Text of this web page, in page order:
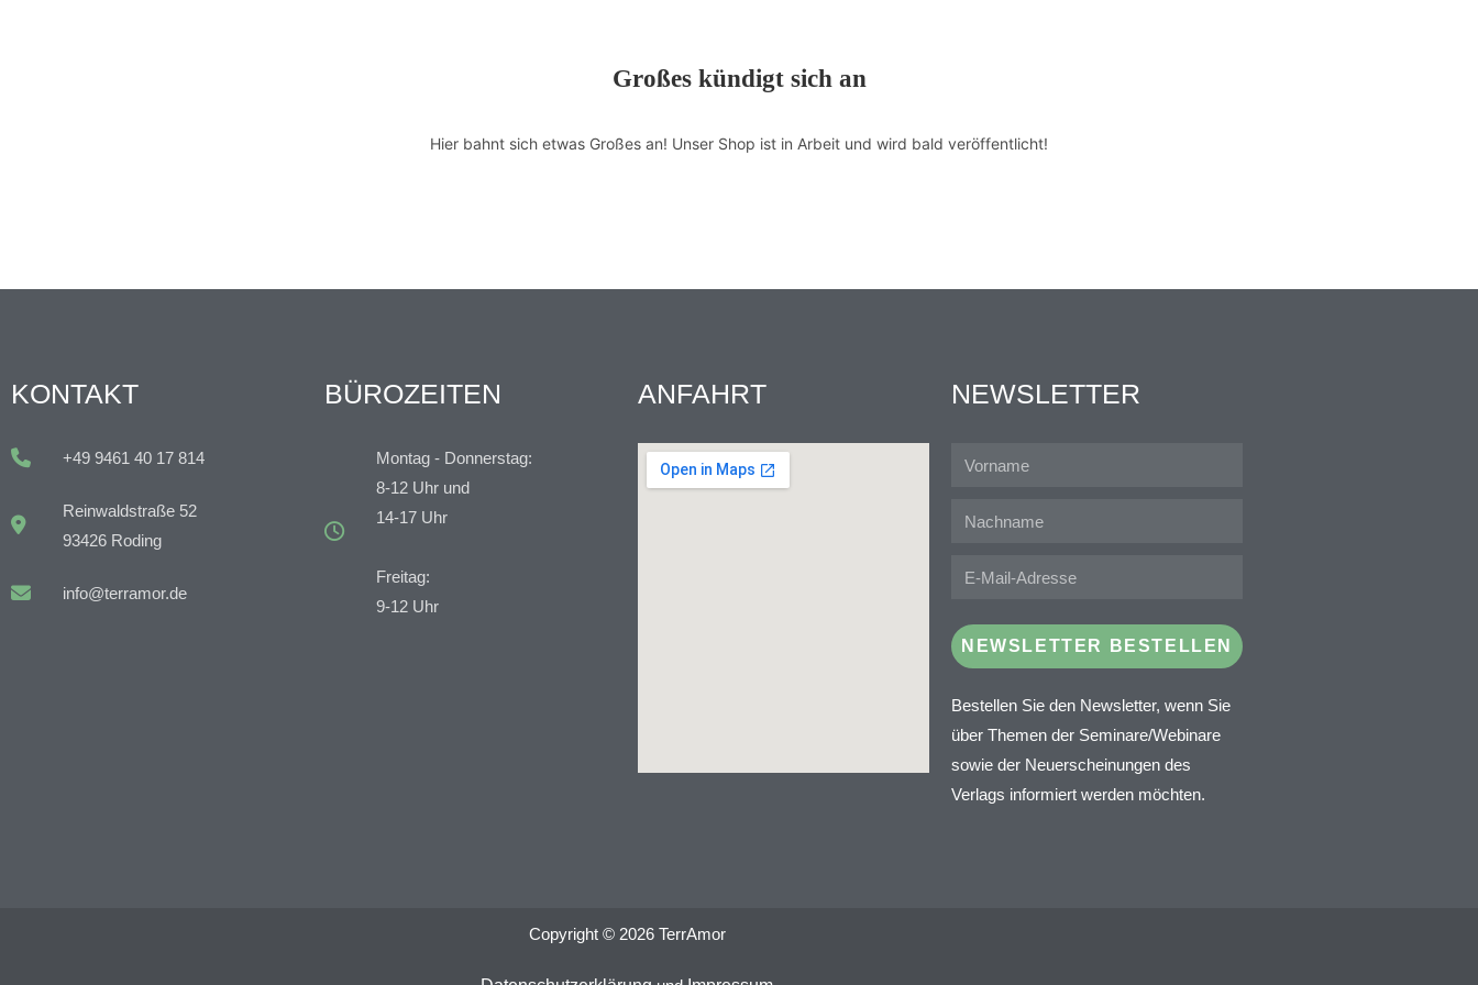
Großes kündigt sich an
Hier bahnt sich etwas Großes an! Unser Shop ist in Arbeit und wird bald veröffentlicht!
KONTAKT
+49 9461 40 17 814
Reinwaldstraße 52
93426 Roding
info@terramor.de
BÜROZEITEN
Montag - Donnerstag:
8-12 Uhr und
14-17 Uhr
Freitag:
9-12 Uhr
ANFAHRT NEWSLETTER
NEWSLETTER BESTELLEN
Bestellen Sie den Newsletter, wenn Sie
über Themen der Seminare/Webinare
sowie der Neuerscheinungen des
Verlags informiert werden möchten.
Copyright © 2026 TerrAmor